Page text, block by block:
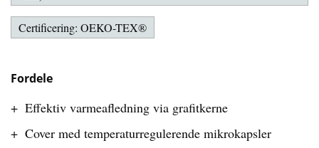
Fordele
Effektiv varmeafledning via grafitkerne
Cover med temperaturregulerende mikrokapsler
Certificering: OEKO-TEX®